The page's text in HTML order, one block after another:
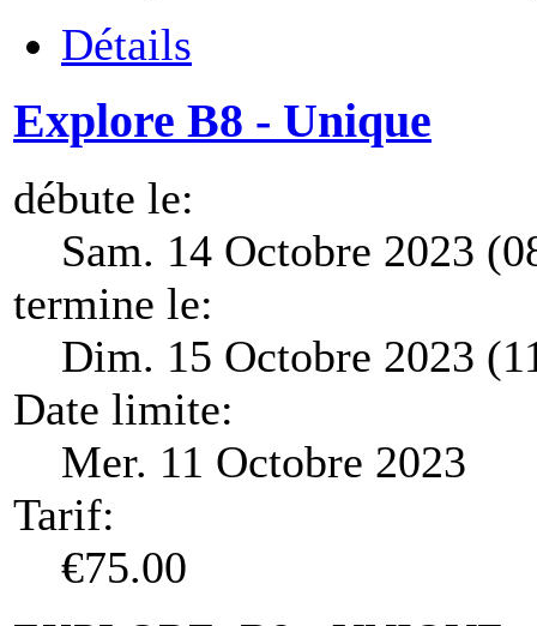
Détails
Explore B8 - Unique
débute le:
Sam. 14 Octobre 2023
termine le:
Dim. 15 Octobre 2023
Date limite:
Mer. 11 Octobre 2023
Tarif:
€75.00